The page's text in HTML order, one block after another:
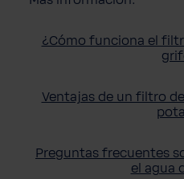
¿Cómo funciona el
Ventajas de un filtro
Preguntas frecuentes
el agua